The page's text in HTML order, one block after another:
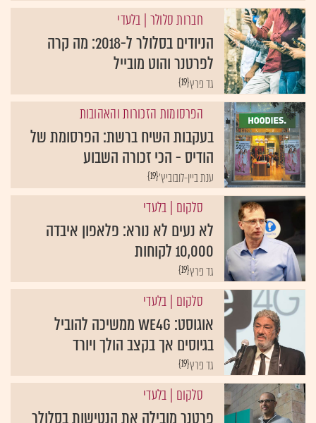
חברות סלולר | בלעדי
הניודים בסלולר ל-2018: מה קרה
לפרטנר והוט מובייל
{19}גד פרץ
הפרסומות הזכורות והאהובות
בעקבות השיח ברשת: הפרסומת של
הודיס - הכי זכורה השבוע
{19}ענת ביין-לובוביץ'
סלקום | בלעדי
לא נעים לא נורא: פלאפון איבדה
10,000 לקוחות
{19}גד פרץ
סלקום | בלעדי
אוגוסט: We4G ממשיכה להוביל
בגיוסים אך בקצב הולך ויורד
{19}גד פרץ
סלקום | בלעדי